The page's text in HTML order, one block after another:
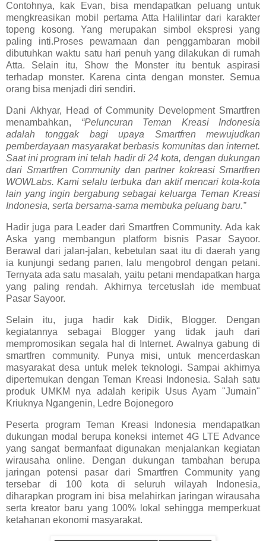
Contohnya, kak Evan, bisa mendapatkan peluang untuk
mengkreasikan mobil pertama Atta Halilintar dari karakter
topeng kosong. Yang merupakan simbol ekspresi yang
paling inti.Proses pewarnaan dan penggambaran mobil
dibutuhkan waktu satu hari penuh yang dilakukan di rumah
Atta. Selain itu, Show the Monster itu bentuk aspirasi
terhadap monster. Karena cinta dengan monster. Semua
orang bisa menjadi diri sendiri.
Dani Akhyar, Head of Community Development Smartfren
menambahkan, “Peluncuran Teman Kreasi Indonesia
adalah tonggak bagi upaya Smartfren mewujudkan
pemberdayaan masyarakat berbasis komunitas dan internet.
Saat ini program ini telah hadir di 24 kota, dengan dukungan
dari Smartfren Community dan partner kokreasi Smartfren
WOWLabs. Kami selalu terbuka dan aktif mencari kota-kota
lain yang ingin bergabung sebagai keluarga Teman Kreasi
Indonesia, serta bersama-sama membuka peluang baru.”
Hadir juga para Leader dari Smartfren Community. Ada kak
Aska yang membangun platform bisnis Pasar Sayoor.
Berawal dari jalan-jalan, kebetulan saat itu di daerah yang
ia kunjungi sedang panen, lalu mengobrol dengan petani.
Ternyata ada satu masalah, yaitu petani mendapatkan harga
yang paling rendah. Akhirnya tercetuslah ide membuat
Pasar Sayoor.
Selain itu, juga hadir kak Didik, Blogger. Dengan
kegiatannya sebagai Blogger yang tidak jauh dari
mempromosikan segala hal di Internet. Awalnya gabung di
smartfren community. Punya misi, untuk mencerdaskan
masyarakat desa untuk melek teknologi. Sampai akhirnya
dipertemukan dengan Teman Kreasi Indonesia. Salah satu
produk UMKM nya adalah keripik Usus Ayam "Jumain"
Kriuknya Ngangenin, Ledre Bojonegoro
Peserta program Teman Kreasi Indonesia mendapatkan
dukungan modal berupa koneksi internet 4G LTE Advance
yang sangat bermanfaat digunakan menjalankan kegiatan
wirausaha online. Dengan dukungan tambahan berupa
jaringan potensi pasar dari Smartfren Community yang
tersebar di 100 kota di seluruh wilayah Indonesia,
diharapkan program ini bisa melahirkan jaringan wirausaha
serta kreator baru yang 100% lokal sehingga memperkuat
ketahanan ekonomi masyarakat.